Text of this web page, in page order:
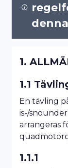
1.
1.1
En tävling
is-/
arrangeras
1.1.1